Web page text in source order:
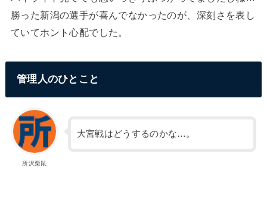
勝った新潟の選手が喜んでなかったのが、深刻さを表し
ていてホント心配でした。
管理人のひとこと
所沢栗鼠
大宮戦はどうするのかな…。